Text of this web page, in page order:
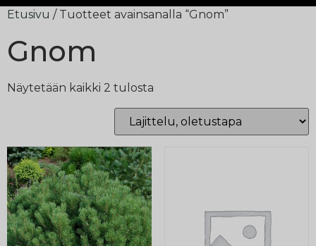
Etusivu / Tuotteet avainsanalla “Gnom”
Gnom
Näytetään kaikki 2 tulosta